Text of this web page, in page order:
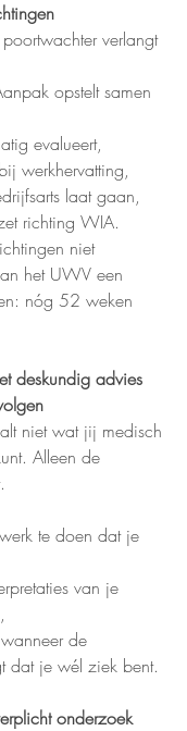
verlangt
opstelt samen
evalueert,
werkhervatting,
laat gaan,
richting WIA.
niet
het UWV een
nóg 52 weken
deskundig advies
niet wat jij medisch
Alleen de
te doen dat je
van je
de
dat je wél ziek bent.
onderzoek